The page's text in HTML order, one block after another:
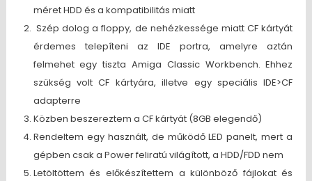
méret HDD és a kompatibilitás miatt
Szép dolog a floppy, de nehézkessége miatt CF kártyát
érdemes telepíteni az IDE portra, amelyre aztán
felmehet egy tiszta Amiga Classic Workbench. Ehhez
szükség volt CF kártyára, illetve egy speciális IDE>CF
adapterre
Közben beszereztem a CF kártyát (8GB elegendő)
Rendeltem egy használt, de működő LED panelt, mert a
gépben csak a Power feliratú világított, a HDD/FDD nem
Letöltöttem és előkészítettem a különböző fájlokat és